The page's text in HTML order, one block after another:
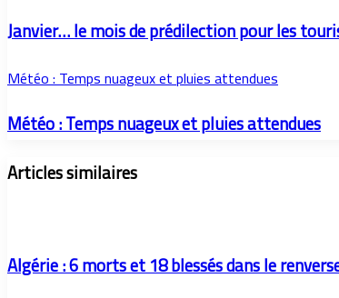
Janvier… le mois de prédilection pour les
Météo : Temps nuageux et pluies attendues
Météo : Temps nuageux et pluies attendues
Articles similaires
Algérie : 6 morts et 18 blessés dans le